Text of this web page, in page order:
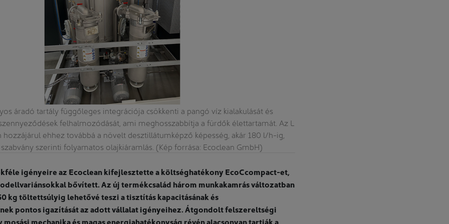
áradó tartály függőleges integrációja csökkenti a pangó víz kialakulását és
felhalmozódását, ami meghosszabbítja a fürdők élettartamát. Az L
hozzájárul ehhez továbbá a növelt desztillátumképző képesség, akár 180 l/h-ig,
szerinti folyamatos olajkiáramlás. (Kép forrása: Ecoclean GmbH)
igényeire az Ecoclean kifejlesztette a költséghatékony EcoCcompact-et,
bővített. Az új termékcsalád három munkakamrás változatban
kg töltettsúlyig lehetővé teszi a tisztítás kapacitásának és
pontos igazítását az adott vállalat igényeihez. Átgondolt felszereltségi